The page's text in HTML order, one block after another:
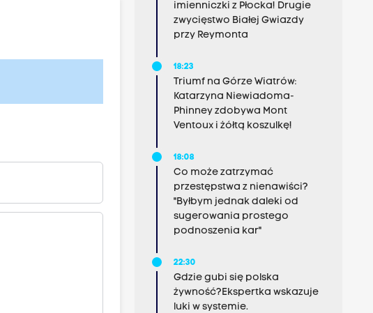
imienniczki z Płocka! Drugie
zwycięstwo Białej Gwiazdy
przy Reymonta
18:23
Triumf na Górze Wiatrów:
Katarzyna Niewiadoma-
Phinney zdobywa Mont
Ventoux i żółtą koszulkę!
18:08
Co może zatrzymać
przestępstwa z nienawiści?
"Byłbym jednak daleki od
sugerowania prostego
podnoszenia kar"
22:30
Gdzie gubi się polska
żywność?Ekspertka wskazuje
luki w systemie.